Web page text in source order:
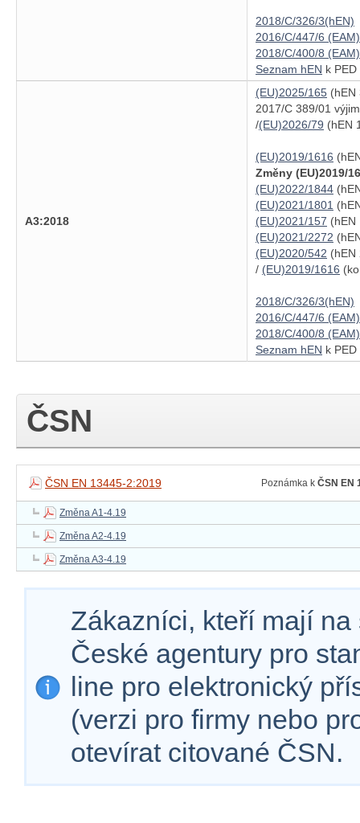
2018/C/326/3(hEN)
2016/C/447/6 (EAM)
2018/C/400/8 (EAM)
Seznam hEN k
A3:2018
(EU)2025/165 (hEN
2017/C 389/01
/(EU)2026/79 (hEN
(EU)2019/1616
Změny (EU)2019/
(EU)2022/1844
(EU)2021/1801
(EU)2021/157 (hEN
(EU)2021/2272
(EU)2020/542 (hEN
/ (EU)2019/1616
2018/C/326/3(hEN)
2016/C/447/6 (EAM)
2018/C/400/8 (EAM)
Seznam hEN k
ČSN
ČSN EN 13445-2:2019 Poznámka k ČSN EN
Změna A1-4.19
Změna A2-4.19
Změna A3-4.19
Zákazníci, kteří mají
České agentury pro
line pro elektronický
(verzi pro firmy nebo
otevírat citované ČSN.